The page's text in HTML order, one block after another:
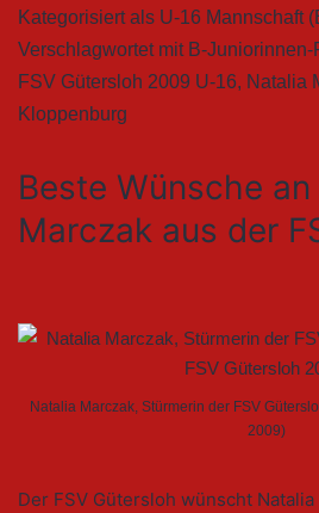
Kategorisiert als U-16 Mannschaft
Verschlagwortet mit B-
FSV Gütersloh 2009 U-16, Natalia
Kloppenburg
Beste Wünsche
Marczak aus der
Natalia Marczak, Stürmerin der FSV
2009)
Der FSV Gütersloh wünscht